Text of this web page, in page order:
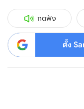
กดฟัง
ตั้ง